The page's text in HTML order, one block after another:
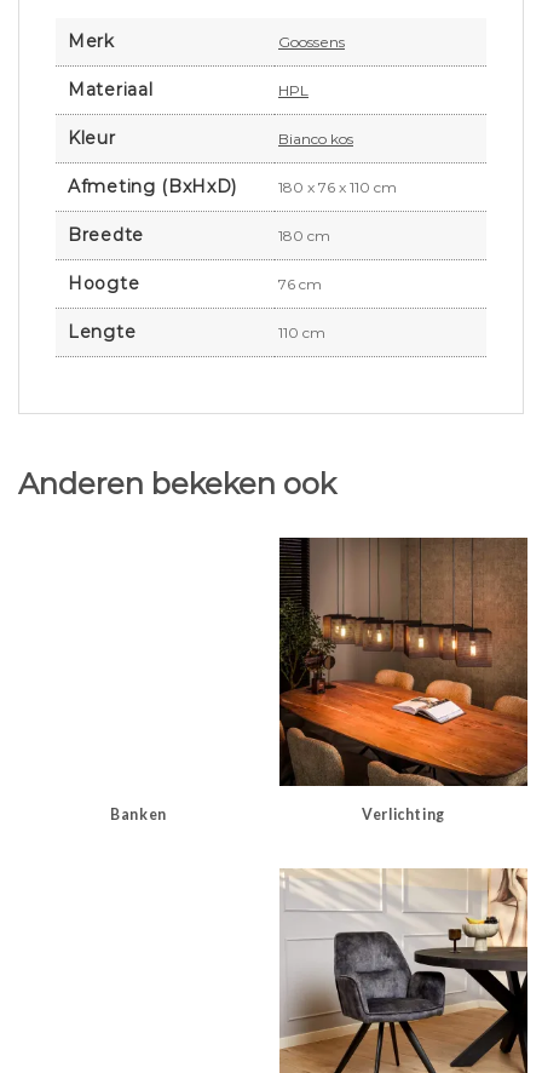
Merk Goossens
Materiaal HPL
Kleur Bianco kos
Afmeting (BxHxD) 180 x 76 x 110 cm
Breedte 180 cm
Hoogte 76 cm
Lengte 110 cm
Anderen bekeken ook
Banken Verlichting